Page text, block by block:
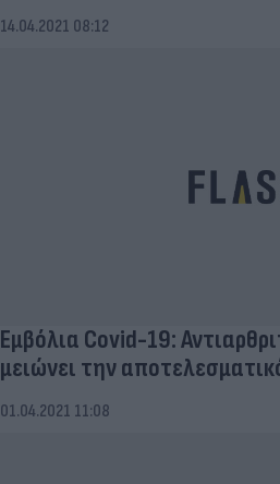
14.04.2021 08:12
Εμβόλια Covid-19:
μειώνει την
01.04.2021 11:08